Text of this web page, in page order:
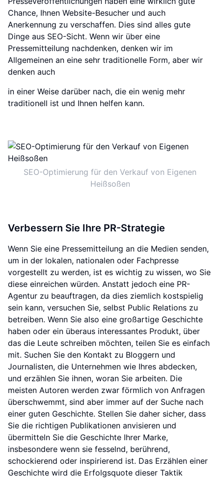
Chance, Ihnen Website-Besucher und auch
Anerkennung zu verschaffen. Dies sind alles gute
Dinge aus SEO-Sicht. Wenn wir über eine
Pressemitteilung nachdenken, denken wir im
Allgemeinen an eine sehr traditionelle Form, aber wir
denken auch
in einer Weise darüber nach, die ein wenig mehr
traditionell ist und Ihnen helfen kann.
SEO-Optimierung für den Verkauf von Eigenen
Heißsoßen
Verbessern Sie Ihre PR-Strategie
Wenn Sie eine Pressemitteilung an die Medien senden,
um in der lokalen, nationalen oder Fachpresse
vorgestellt zu werden, ist es wichtig zu wissen, wo Sie
diese einreichen würden. Anstatt jedoch eine PR-
Agentur zu beauftragen, da dies ziemlich kostspielig
sein kann, versuchen Sie, selbst Public Relations zu
betreiben. Wenn Sie also eine großartige Geschichte
haben oder ein überaus interessantes Produkt, über
das die Leute schreiben möchten, teilen Sie es einfach
mit. Suchen Sie den Kontakt zu Bloggern und
Journalisten, die Unternehmen wie Ihres abdecken,
und erzählen Sie ihnen, woran Sie arbeiten. Die
meisten Autoren werden zwar förmlich von Anfragen
überschwemmt, sind aber immer auf der Suche nach
einer guten Geschichte. Stellen Sie daher sicher, dass
Sie die richtigen Publikationen anvisieren und
übermitteln Sie die Geschichte Ihrer Marke,
insbesondere wenn sie fesselnd, berührend,
schockierend oder inspirierend ist. Das Erzählen einer
Geschichte wird die Erfolgsquote dieser Taktik